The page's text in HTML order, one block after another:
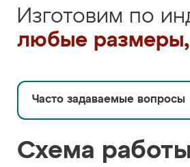
Изготовим по
любые размеры,
Часто задаваемые вопросы
Схема работы